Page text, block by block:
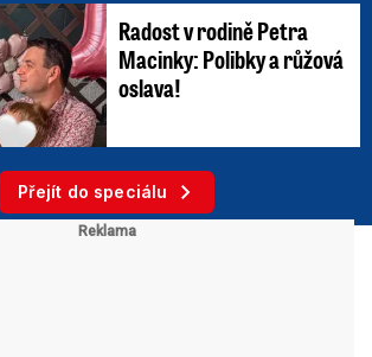
Radost v rodině Petra
Macinky: Polibky a růžová
oslava!
Přejít do speciálu